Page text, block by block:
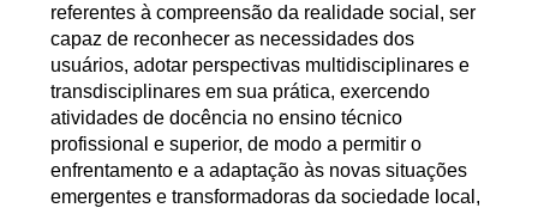
referentes à compreensão da realidade social, ser
capaz de reconhecer as necessidades dos
usuários, adotar perspectivas multidisciplinares e
transdisciplinares em sua prática, exercendo
atividades de docência no ensino técnico
profissional e superior, de modo a permitir o
enfrentamento e a adaptação às novas situações
emergentes e transformadoras da sociedade local,